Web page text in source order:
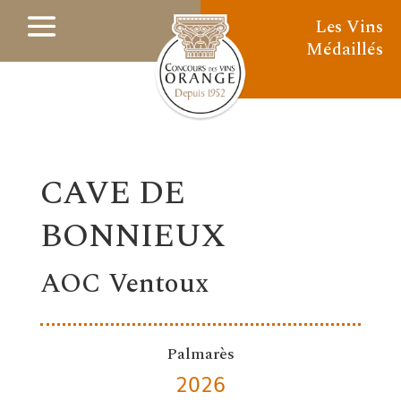
Les Vins
Médaillés
CAVE DE
BONNIEUX
AOC Ventoux
Palmarès
2026